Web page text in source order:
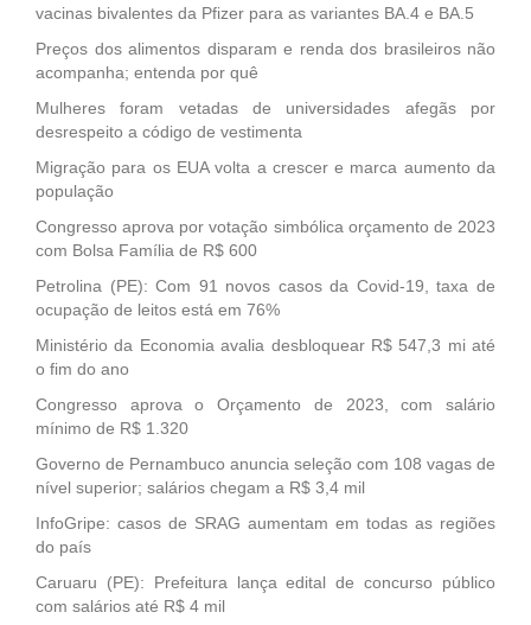
vacinas bivalentes da Pfizer para as variantes BA.4 e BA.5
Preços dos alimentos disparam e renda dos brasileiros não
acompanha; entenda por quê
Mulheres foram vetadas de universidades afegãs por
desrespeito a código de vestimenta
Migração para os EUA volta a crescer e marca aumento da
população
Congresso aprova por votação simbólica orçamento de 2023
com Bolsa Família de R$ 600
Petrolina (PE): Com 91 novos casos da Covid-19, taxa de
ocupação de leitos está em 76%
Ministério da Economia avalia desbloquear R$ 547,3 mi até
o fim do ano
Congresso aprova o Orçamento de 2023, com salário
mínimo de R$ 1.320
Governo de Pernambuco anuncia seleção com 108 vagas de
nível superior; salários chegam a R$ 3,4 mil
InfoGripe: casos de SRAG aumentam em todas as regiões
do país
Caruaru (PE): Prefeitura lança edital de concurso público
com salários até R$ 4 mil